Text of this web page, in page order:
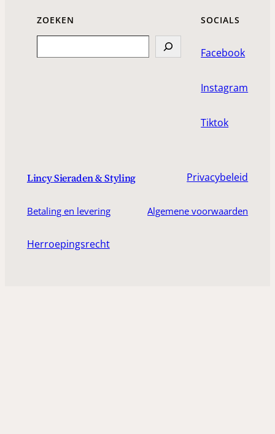
ZOEKEN SOCIALS
Facebook
Instagram
Tiktok
Lincy Sieraden & Styling Privacybeleid
Betaling en levering Algemene voorwaarden
Herroepingsrecht